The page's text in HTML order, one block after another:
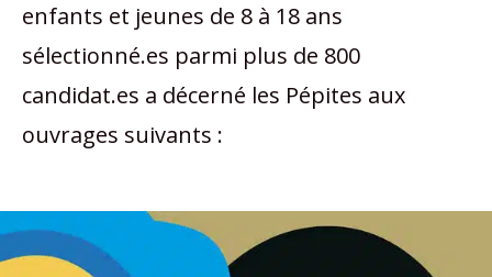
enfants et jeunes de 8 à 18 ans
sélectionné.es parmi plus de 800
candidat.es a décerné les Pépites aux
ouvrages suivants :